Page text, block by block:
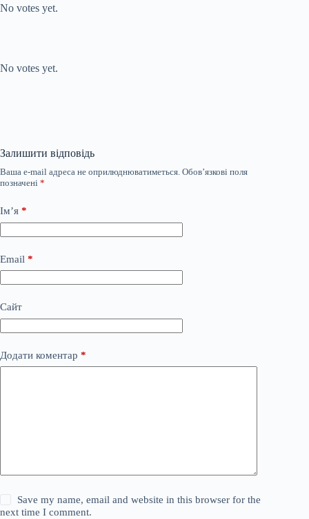
No votes yet.
No votes yet.
Залишити відповідь
Ваша e-mail адреса не оприлюднюватиметься. Обов’язкові поля
позначені *
Ім’я *
Email *
Сайт
Додати коментар *
Save my name, email and website in this browser for the
next time I comment.